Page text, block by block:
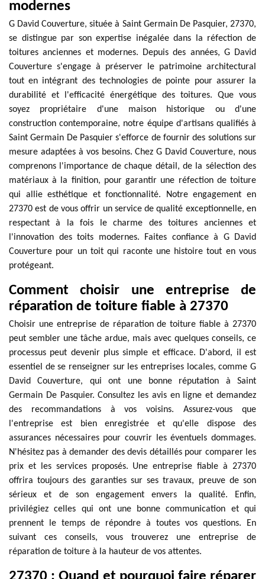
modernes
G David Couverture, située à Saint Germain De Pasquier, 27370,
se distingue par son expertise inégalée dans la réfection de
toitures anciennes et modernes. Depuis des années, G David
Couverture s'engage à préserver le patrimoine architectural
tout en intégrant des technologies de pointe pour assurer la
durabilité et l'efficacité énergétique des toitures. Que vous
soyez propriétaire d'une maison historique ou d'une
construction contemporaine, notre équipe d'artisans qualifiés à
Saint Germain De Pasquier s'efforce de fournir des solutions sur
mesure adaptées à vos besoins. Chez G David Couverture, nous
comprenons l'importance de chaque détail, de la sélection des
matériaux à la finition, pour garantir une réfection de toiture
qui allie esthétique et fonctionnalité. Notre engagement en
27370 est de vous offrir un service de qualité exceptionnelle, en
respectant à la fois le charme des toitures anciennes et
l'innovation des toits modernes. Faites confiance à G David
Couverture pour un toit qui raconte une histoire tout en vous
protégeant.
Comment choisir une entreprise de
réparation de toiture fiable à 27370
Choisir une entreprise de réparation de toiture fiable à 27370
peut sembler une tâche ardue, mais avec quelques conseils, ce
processus peut devenir plus simple et efficace. D'abord, il est
essentiel de se renseigner sur les entreprises locales, comme G
David Couverture, qui ont une bonne réputation à Saint
Germain De Pasquier. Consultez les avis en ligne et demandez
des recommandations à vos voisins. Assurez-vous que
l'entreprise est bien enregistrée et qu'elle dispose des
assurances nécessaires pour couvrir les éventuels dommages.
N'hésitez pas à demander des devis détaillés pour comparer les
prix et les services proposés. Une entreprise fiable à 27370
offrira toujours des garanties sur ses travaux, preuve de son
sérieux et de son engagement envers la qualité. Enfin,
privilégiez celles qui ont une bonne communication et qui
prennent le temps de répondre à toutes vos questions. En
suivant ces conseils, vous trouverez une entreprise de
réparation de toiture à la hauteur de vos attentes.